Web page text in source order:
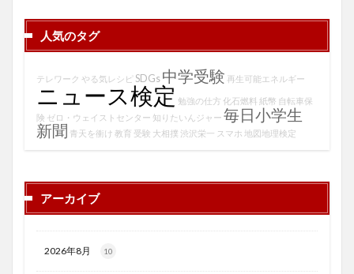
人気のタグ
テレワーク やる気レシピ SDGs 中学受験 再生可能エネルギー
ニュース検定 勉強の仕方 化石燃料 紙幣 自転車保
険 ゼロ・ウェイストセンター 知りたいんジャー 毎日小学生
新聞 青天を衝け 教育 受験 大相撲 渋沢栄一 スマホ 地図地理検定
アーカイブ
2026年8月 10